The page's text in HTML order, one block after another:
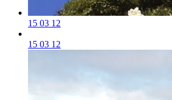
15 03 12
15 03 12